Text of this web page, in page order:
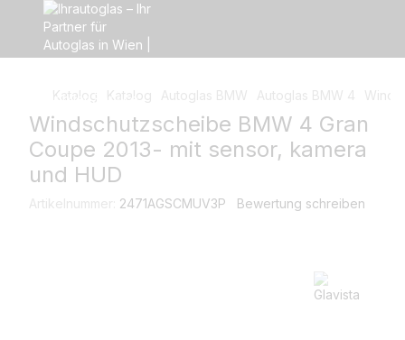
Katalog Katalog Autoglas BMW Autoglas BMW 4
Windschutzscheibe BMW 4 Gran
Coupe 2013- mit sensor, kamera
und HUD
Artikelnummer: 2471AGSCMUV3P Bewertung schreiben